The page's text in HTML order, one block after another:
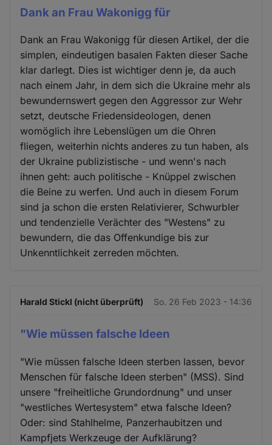
Dank an Frau Wakonigg für
Dank an Frau Wakonigg für diesen Artikel, der die
simplen, eindeutigen basalen Fakten dieser Sache
klar darlegt. Dies ist wichtiger denn je, da auch
nach einem Jahr, in dem sich die Ukraine mehr als
bewundernswert gegen den Aggressor zur Wehr
setzt, deutsche Friedensideologen, denen
womöglich ihre Lebenslügen um die Ohren
fliegen, weiterhin nichts anderes zu tun haben, als
der Ukraine publizistische - und wenn's nach
ihnen geht: auch politische - Knüppel zwischen
die Beine zu werfen. Und auch in diesem Forum
sind ja schon die ersten Relativierer, Schwurbler
und tendenzielle Verächter des "Westens" zu
bewundern, die das Offenkundige bis zur
Unkenntlichkeit zerreden möchten.
Harald Stickl (nicht überprüft) So. 26 Feb 2023 - 14:36
"Wie müssen falsche Ideen
"Wie müssen falsche Ideen sterben lassen, bevor
Menschen für falsche Ideen sterben" (MSS). Sind
unsere "freiheitliche Grundordnung" und unser
"westliches Wertesystem" etwa falsche Ideen?
Oder: sind Stahlhelme, Panzerhaubitzen und
Kampfjets Werkzeuge der Aufklärung?